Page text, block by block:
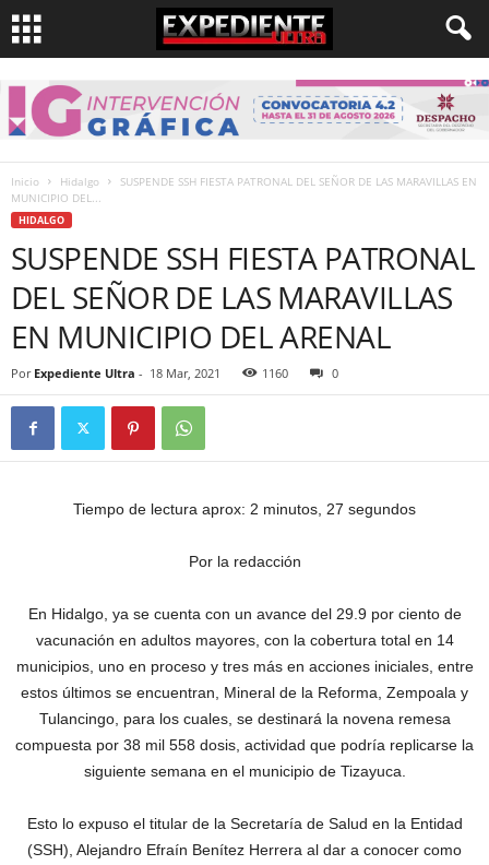
Inicio Hidalgo
SUSPENDE SSH FIESTA PATRONAL DEL SEÑOR DE LAS MARAVILLAS EN
MUNICIPIO DEL...
HIDALGO
SUSPENDE SSH FIESTA PATRONAL
DEL SEÑOR DE LAS MARAVILLAS
EN MUNICIPIO DEL ARENAL
Por Expediente Ultra - 18 Mar, 2021 1160 0
Tiempo de lectura aprox: 2 minutos, 27 segundos
Por la redacción
En Hidalgo, ya se cuenta con un avance del 29.9 por ciento de
vacunación en adultos mayores, con la cobertura total en 14
municipios, uno en proceso y tres más en acciones iniciales, entre
estos últimos se encuentran, Mineral de la Reforma, Zempoala y
Tulancingo, para los cuales, se destinará la novena remesa
compuesta por 38 mil 558 dosis, actividad que podría replicarse la
siguiente semana en el municipio de Tizayuca.
Esto lo expuso el titular de la Secretaría de Salud en la Entidad
(SSH), Alejandro Efraín Benítez Herrera al dar a conocer como